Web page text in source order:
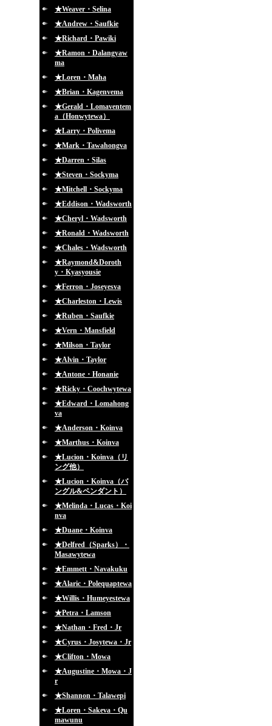
★Weaver・Selina
★Andrew・Saufkie
★Richard・Pawiki
★Ramon・Dalangyaw
ma
★Loren・Maha
★Brian・Kagenvema
★Gerald・Lomaventem
a（Honwytewa）
★Larry・Polivema
★Mark・Tawahongva
★Darren・Silas
★Steven・Sockyma
★Mitchell・Sockyma
★Eddison・Wadsworth
★Cheryl・Wadsworth
★Ronald・Wadsworth
★Chales・Wadsworth
★Raymond&Doroth
y・Kyasyousie
★Ferron・Joseyesva
★Charleston・Lewis
★Ruben・Saufkie
★Vern・Mansfield
★Milson・Taylor
★Alvin・Taylor
★Antone・Honanie
★Ricky・Coochwytewa
★Edward・Lomahong
va
★Anderson・Koinva
★Marthus・Koinva
★Lucion・Koinva（リ
ング他）
★Lucion・Koinva（バ
ングル&ペンダント）
★Melinda・Lucas・Koi
nva
★Duane・Koinva
★Delfred（Sparks）・
Masawytewa
★Emmett・Navakuku
★Alaric・Polequaptewa
★Willis・Humeyestewa
★Petra・Lamson
★Nathan・Fred・Jr
★Cyrus・Josytewa・Jr
★Clifton・Mowa
★Augustine・Mowa・J
r
★Shannon・Talawepi
★Loren・Sakeva・Qu
mawunu